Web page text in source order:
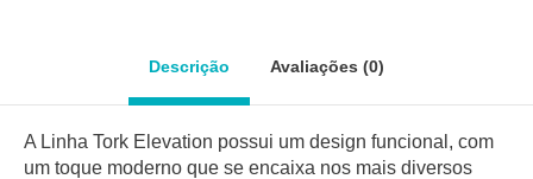
k
a
e
Descrição Avaliações (0)
A Linha Tork Elevation possui um design funcional, com
um toque moderno que se encaixa nos mais diversos